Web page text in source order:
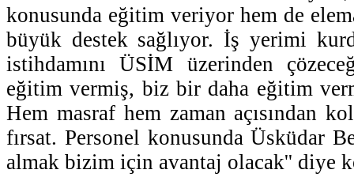
konusunda eğitim veriyor hem de
büyük destek sağlıyor. İş yerimi
istihdamını ÜSİM üzerinden
eğitim vermiş, biz bir daha eğitim
Hem masraf hem zaman açısından
fırsat. Personel konusunda Üsküdar
almak bizim için avantaj olacak'' diye